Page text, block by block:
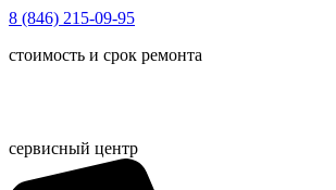
Перейти
содержимому
8 (846) 215-09-95
стоимость и срок ремонта
сервисный центр